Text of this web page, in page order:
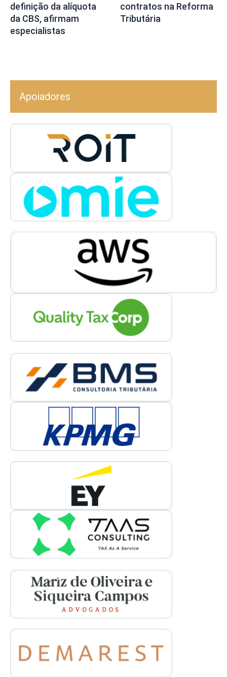
definição da alíquota
da CBS, afirmam
especialistas
contratos na Reforma
Tributária
Apoiadores